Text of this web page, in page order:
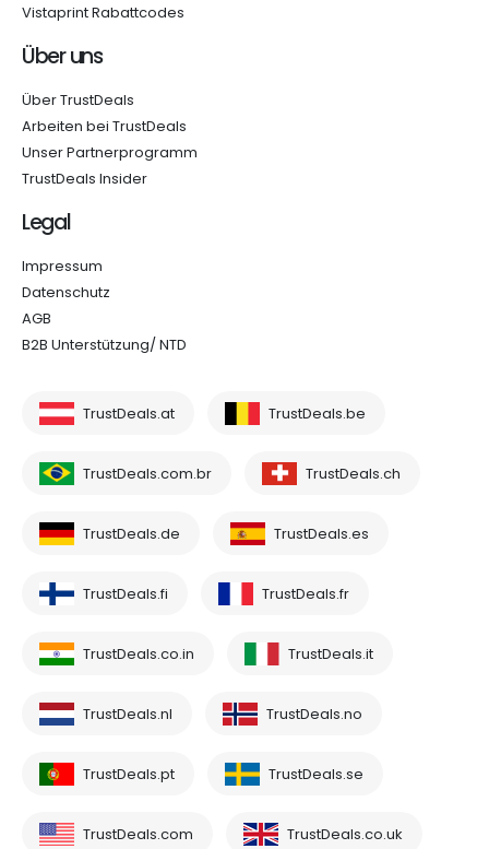
Vistaprint Rabattcodes
Über uns
Über TrustDeals
Arbeiten bei TrustDeals
Unser Partnerprogramm
TrustDeals Insider
Legal
Impressum
Datenschutz
AGB
B2B Unterstützung/ NTD
TrustDeals.at TrustDeals.be
TrustDeals.com.br TrustDeals.ch
TrustDeals.de TrustDeals.es
TrustDeals.fi TrustDeals.fr
TrustDeals.co.in TrustDeals.it
TrustDeals.nl TrustDeals.no
TrustDeals.pt TrustDeals.se
TrustDeals.com TrustDeals.co.uk